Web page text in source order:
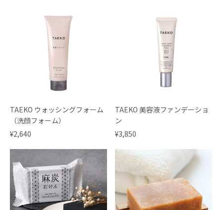
TAEKO ウォッシングフォーム
（洗顔フォーム）
¥2,640
TAEKO 美容液ファンデーショ
ン
¥3,850